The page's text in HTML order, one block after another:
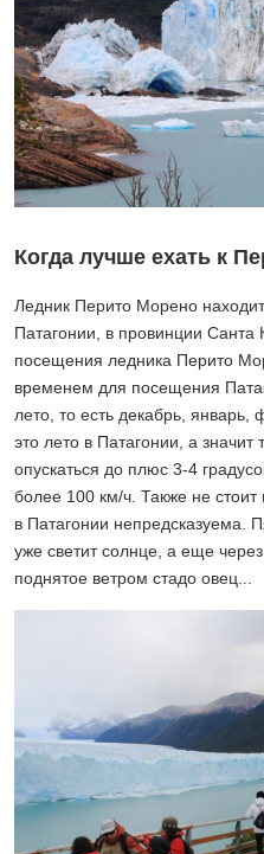
Когда лучше ехать к
Ледник Перито Морено
Патагонии, в провинции
посещения ледника Перито
временем для посещения
лето, то есть декабрь, январь,
это лето в Патагонии, а
опускаться до плюс 3-4
более 100 км/ч. Также не стоит
в Патагонии непредсказуема.
уже светит солнце, а еще
поднятое ветром стадо овец...